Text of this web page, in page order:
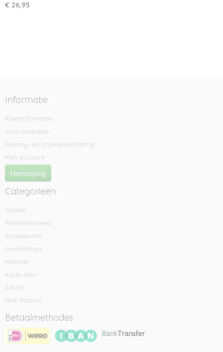
€ 26,95
Informatie
Klantinformatie
Voorwaarden
Privacy- en cookieverklaring
Mijn account
Herroeping
Categorieën
Tassen
Portemonnees
Accessoires
Geurblokjes
Mansier
Kado-bon
SALES
Pink Ribbon
Betaalmethodes